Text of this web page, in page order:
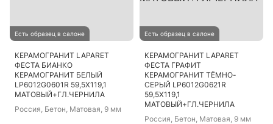
Есть образец в салоне
КЕРАМОГРАНИТ LAPARET
ФЕСТА БИАНКО
КЕРАМОГРАНИТ БЕЛЫЙ
LP6012G0601R 59,5Х119,1
МАТОВЫЙ+ГЛ.ЧЕРНИЛА
Россия, Бетон, Матовая, 9 мм
Есть образец в салоне
КЕРАМОГРАНИТ LAPARET
ФЕСТА ГРАФИТ
КЕРАМОГРАНИТ ТЁМНО-
СЕРЫЙ LP6012G0621R
59,5Х119,1
МАТОВЫЙ+ГЛ.ЧЕРНИЛА
Россия, Бетон, Матовая, 9 мм